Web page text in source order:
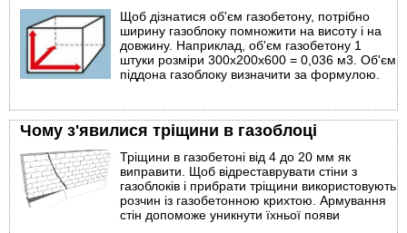
Щоб дізнатися об'єм газобетону, потрібно
ширину газоблоку помножити на висоту і на
довжину. Наприклад, об'єм газобетону 1
штуки розміри 300х200х600 = 0,036 м3. Об'єм
піддона газоблоку визначити за формулою.
Чому з'явилися тріщини в газоблоці
Тріщини в газобетоні від 4 до 20 мм як
виправити. Щоб відреставрувати стіни з
газоблоків і прибрати тріщини використовують
розчин із газобетонною крихтою. Армування
стін допоможе уникнути їхньої появи